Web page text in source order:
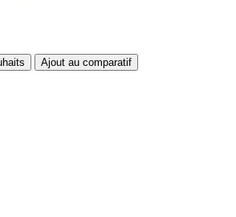
Ajout au comparatif